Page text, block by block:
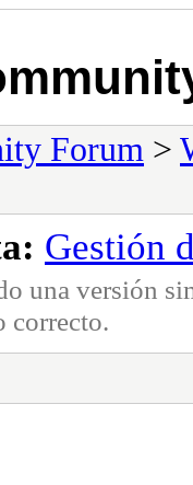
Forum >
Gestión
una versión
correcto.